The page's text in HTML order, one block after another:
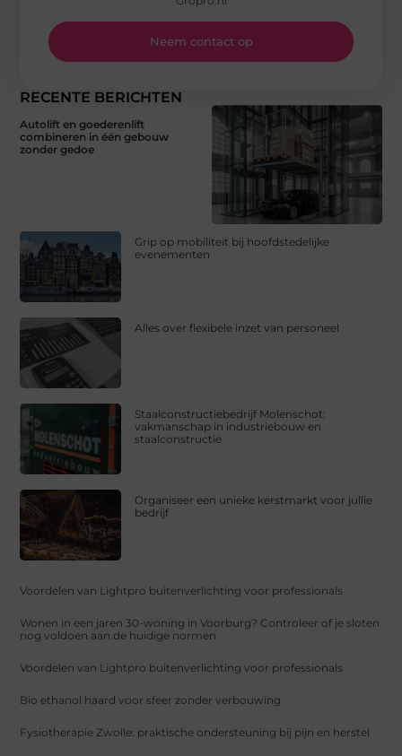
RECENTE BERICHTEN
Autolift en goederenlift
combineren in één gebouw
zonder gedoe
Grip op mobiliteit bij hoofdstedelijke
evenementen
Alles over flexibele inzet van personeel
Staalconstructiebedrijf Molenschot:
vakmanschap in industriebouw en
staalconstructie
Organiseer een unieke kerstmarkt voor jullie
bedrijf
Voordelen van Lightpro buitenverlichting voor professionals
Wonen in een jaren 30-woning in Voorburg? Controleer of je sloten
nog voldoen aan de huidige normen
Voordelen van Lightpro buitenverlichting voor professionals
Bio ethanol haard voor sfeer zonder verbouwing
Fysiotherapie Zwolle: praktische ondersteuning bij pijn en herstel
Neem contact op